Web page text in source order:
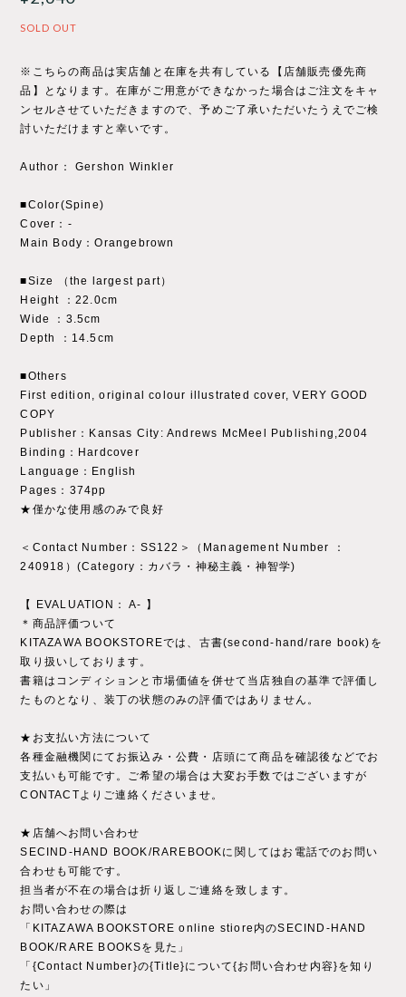
SOLD OUT
※こちらの商品は実店舗と在庫を共有している【店舗販売優先商
品】となります。在庫がご用意ができなかった場合はご注文をキャ
ンセルさせていただきますので、予めご了承いただいたうえでご検
討いただけますと幸いです。
Author： Gershon Winkler
■Color(Spine)
Cover：‐
Main Body：Orangebrown
■Size （the largest part）
Height ：22.0cm
Wide ：3.5cm
Depth ：14.5cm
■Others
First edition, original colour illustrated cover, VERY GOOD
COPY
Publisher：Kansas City: Andrews McMeel Publishing,2004
Binding：Hardcover
Language：English
Pages：374pp
★僅かな使用感のみで良好
＜Contact Number：SS122＞（Management Number ：
240918）(Category：カバラ・神秘主義・神智学)
【 EVALUATION： A- 】
＊商品評価ついて
KITAZAWA BOOKSTOREでは、古書(second-hand/rare book)を
取り扱いしております。
書籍はコンディションと市場価値を併せて当店独自の基準で評価し
たものとなり、装丁の状態のみの評価ではありません。
★お支払い方法について
各種金融機関にてお振込み・公費・店頭にて商品を確認後などでお
支払いも可能です。ご希望の場合は大変お手数ではございますが
CONTACTよりご連絡くださいませ。
★店舗へお問い合わせ
SECIND-HAND BOOK/RAREBOOKに関してはお電話でのお問い
合わせも可能です。
担当者が不在の場合は折り返しご連絡を致します。
お問い合わせの際は
「KITAZAWA BOOKSTORE online stiore内のSECIND-HAND
BOOK/RARE BOOKSを見た」
「{Contact Number}の{Title}について{お問い合わせ内容}を知り
たい」